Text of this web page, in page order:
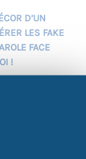
D’UN
LES FAKE
FACE
!
à